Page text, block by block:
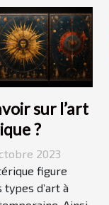
sur l’art
?
2023
figure
d’art à